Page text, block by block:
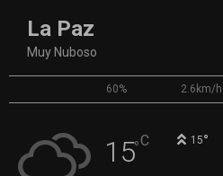
La Paz
Muy Nuboso
60% 2.6km/h
15°C 15°